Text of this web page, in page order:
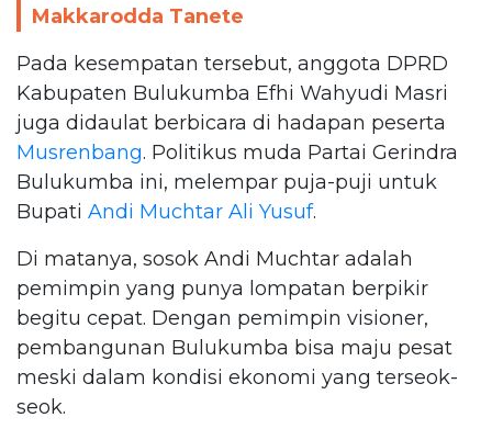
Makkarodda Tanete
Pada kesempatan tersebut, anggota DPRD
Kabupaten Bulukumba Efhi Wahyudi Masri
juga didaulat berbicara di hadapan peserta
Musrenbang. Politikus muda Partai Gerindra
Bulukumba ini, melempar puja-puji untuk
Bupati Andi Muchtar Ali Yusuf.
Di matanya, sosok Andi Muchtar adalah
pemimpin yang punya lompatan berpikir
begitu cepat. Dengan pemimpin visioner,
pembangunan Bulukumba bisa maju pesat
meski dalam kondisi ekonomi yang terseok-
seok.